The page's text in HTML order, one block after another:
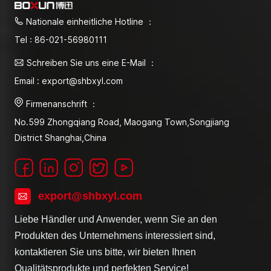
Nationale einheitliche Hotline ：
Tel : 86-021-56980111
Schreiben Sie uns eine E-Mail ：
Email : export@shbxyl.com
Firmenanschrift ：
No.599 Zhongqiang Road, Maogang Town,Songjiang
District Shanghai,China
export@shbxyl.com
Liebe Händler und Anwender, wenn Sie an den
Produkten des Unternehmens interessiert sind,
kontaktieren Sie uns bitte, wir bieten Ihnen
Qualitätsprodukte und perfekten Service!